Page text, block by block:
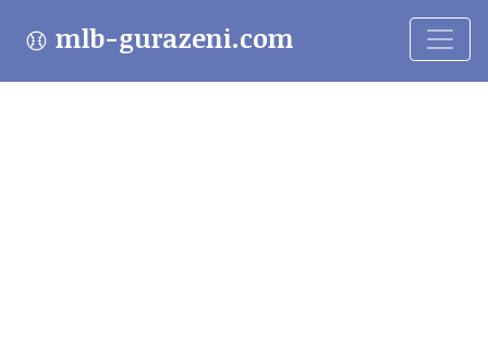
mlb-gurazeni.com